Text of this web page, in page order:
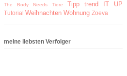
The Body Needs Tiere Tipp trend IT UP
Tutorial Weihnachten Wohnung Zoeva
meine liebsten Verfolger